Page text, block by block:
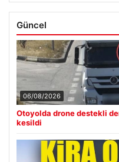
Güncel
06/08/2026
Otoyolda drone destekli
kesildi